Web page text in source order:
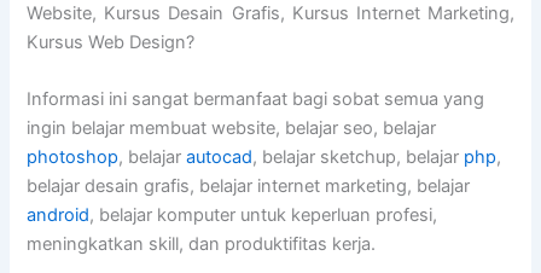
Website, Kursus Desain Grafis, Kursus Internet Marketing,
Kursus Web Design?
Informasi ini sangat bermanfaat bagi sobat semua yang
ingin belajar membuat website, belajar seo, belajar
photoshop, belajarautocad, belajar sketchup, belajar php,
belajar desain grafis, belajar internet marketing, belajar
android, belajar komputer untuk keperluan profesi,
meningkatkan skill, dan produktifitas kerja.